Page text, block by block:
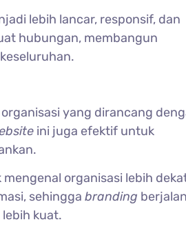
lebih lancar, responsif, dan
hubungan, membangun
organisasi yang dirancang
ini juga efektif untuk
organisasi lebih
sehingga branding
kuat.